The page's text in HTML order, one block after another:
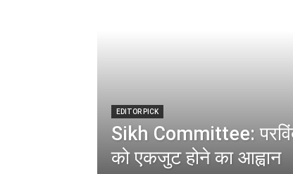
EDITOR PICK
Sikh Committee:
को एकजुट होने का आह्वान